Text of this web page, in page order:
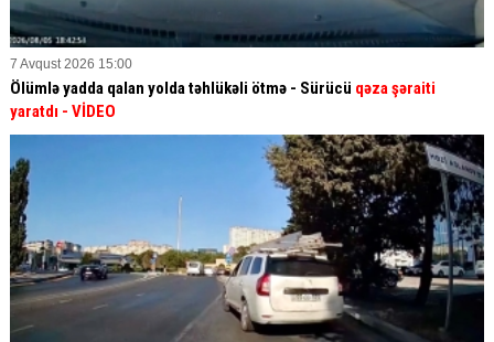
7 Avqust 2026 15:00
Ölümlə yadda qalan yolda təhlükəli ötmə - Sürücü qəza şəraiti
yaratdı - VİDEO